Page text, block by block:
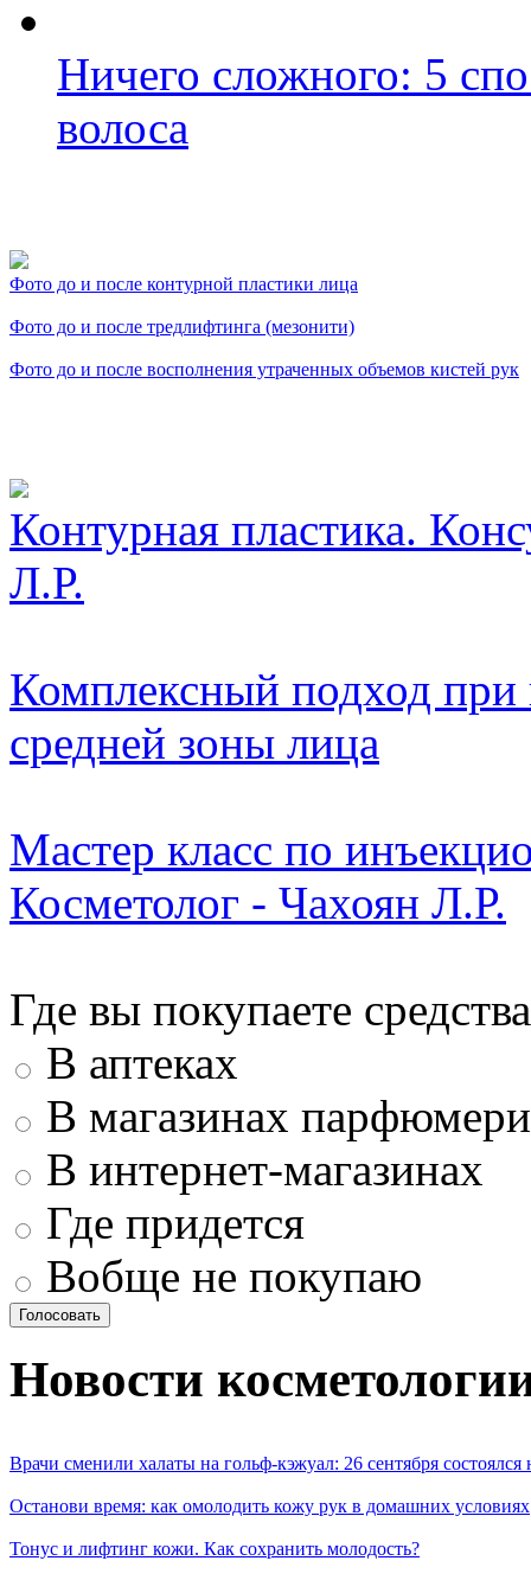
Ничего сложного: 5
волоса
Фото до и после контурной пластики лица
Фото до и после тредлифтинга (мезонити)
Фото до и после восполнения утраченных объемов кистей рук
Контурная пластика.
Л.Р.
Комплексный подход
средней зоны лица
Мастер класс по
Косметолог - Чахоян Л.Р.
Где вы покупаете
В аптеках
В магазинах
В интернет-магазинах
Где придется
Вобще не покупаю
Новости
Врачи сменили халаты на гольф-кэжуал: 26 сентября
Останови время: как омолодить кожу рук в домашних условиях
Тонус и лифтинг кожи. Как сохранить молодость?